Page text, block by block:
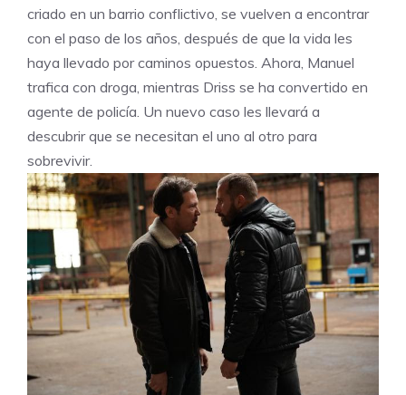
criado en un barrio conflictivo, se vuelven a encontrar
con el paso de los años, después de que la vida les
haya llevado por caminos opuestos. Ahora, Manuel
trafica con droga, mientras Driss se ha convertido en
agente de policía. Un nuevo caso les llevará a
descubrir que se necesitan el uno al otro para
sobrevivir.